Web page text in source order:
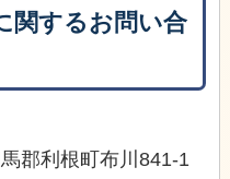
関するお問い合
郡利根町布川841-1